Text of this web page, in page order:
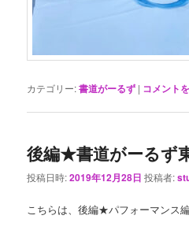
カテゴリー:書道がーるず | コメント
後編★書道がーるず
投稿日時:2019年12月28日 投稿者:
こちらは、後編★パフォーマンス編